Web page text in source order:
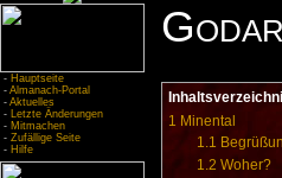
- Hauptseite
- Almanach-Portal
- Aktuelles
- Letzte Änderungen
- Mitmachen
- Zufällige Seite
- Hilfe
1 Minental
1.1
1.2 Woher?